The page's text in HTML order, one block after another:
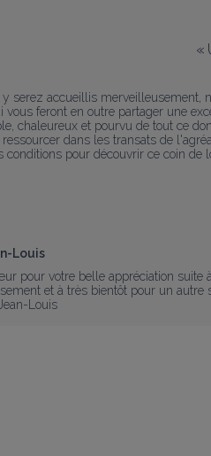
«
serez accueillis
vous feront en outre partager une
chaleureux et pourvu de tout ce
dans les transats de
conditions pour découvrir ce coin de
Louis
pour votre belle appréciation suite
et à très bientôt pour un autre
Louis